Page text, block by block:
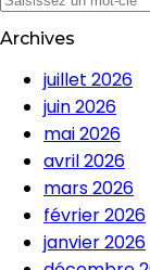
Archives
juillet 2026
juin 2026
mai 2026
avril 2026
mars 2026
février 2026
janvier 2026